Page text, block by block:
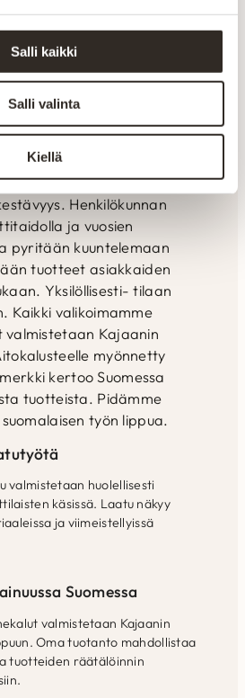
Salli kaikki
Salli valinta
Kiellä
huonekalut sohvista
– kotimaisesti,
ja vankalla
Suomen Kainuussa.
pystytään
laatua ja varmistamaan
Henkilökunnan
ja vuosien
pyritään kuuntelemaan
tuotteet asiakkaiden
Yksilöllisesti- tilaan
Kaikki valikoimamme
valmistetaan Kajaanin
myönnetty
kertoo Suomessa
tuotteista. Pidämme
työn lippua.
valmistetaan huolellisesti
käsissä. Laatu näkyy
ja viimeistellyissä
Suomessa
valmistetaan Kajaanin
Oma tuotanto mahdollistaa
tuotteiden räätälöinnin